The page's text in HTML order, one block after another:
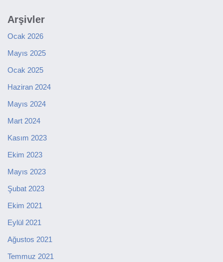
Arşivler
Ocak 2026
Mayıs 2025
Ocak 2025
Haziran 2024
Mayıs 2024
Mart 2024
Kasım 2023
Ekim 2023
Mayıs 2023
Şubat 2023
Ekim 2021
Eylül 2021
Ağustos 2021
Temmuz 2021